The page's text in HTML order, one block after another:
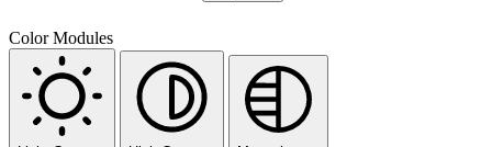
Color Modules